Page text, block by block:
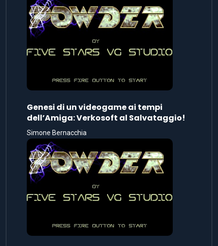
Genesi di un videogame ai tempi
dell’Amiga: Verkosoft al Salvataggio!
Simone Bernacchia